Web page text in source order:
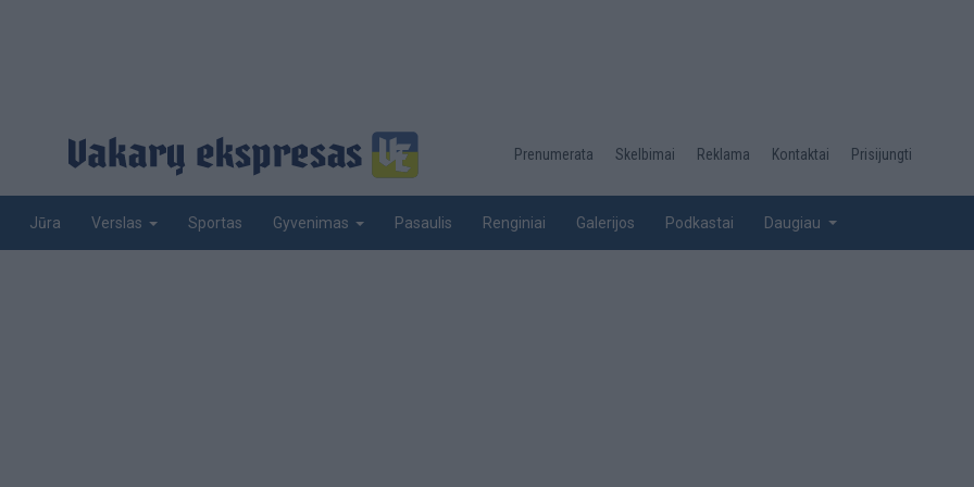
Desktop
top
Prenumerata Skelbimai Reklama Kontaktai Prisijungti
Jūra Verslas Sportas Gyvenimas Pasaulis Renginiai Galerijos Podkastai Daugiau